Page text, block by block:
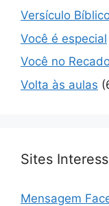
Versículo
Você é especial
Você no
Volta às aulas
Sites
Mensagem